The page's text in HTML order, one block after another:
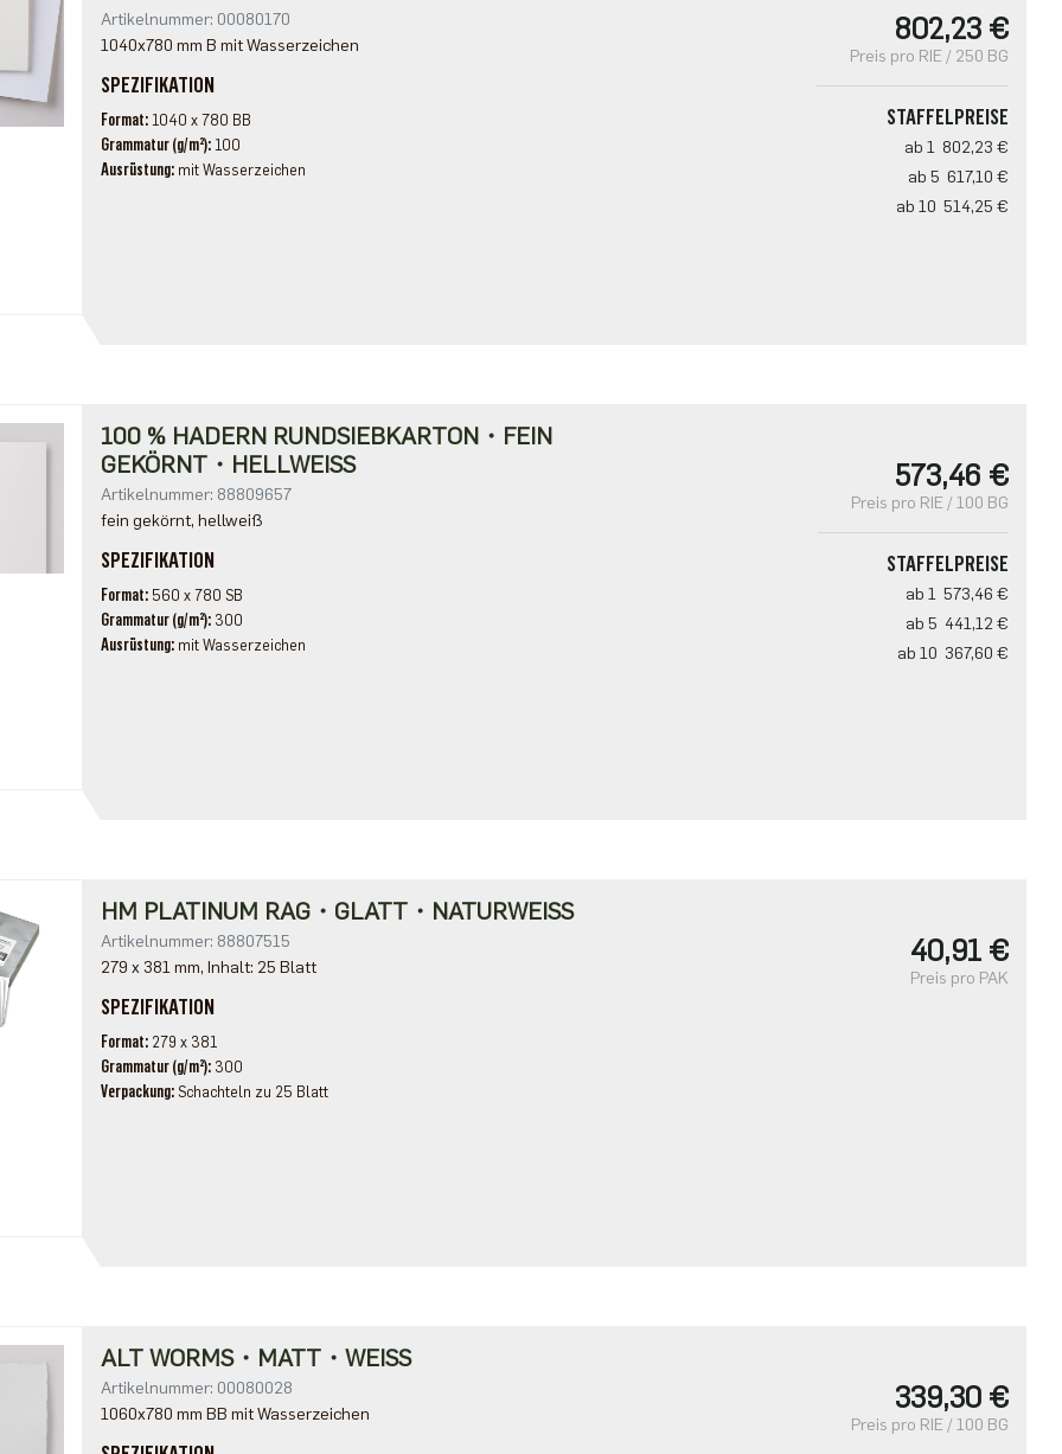
Artikelnummer: 00080170
1040x780 mm B mit Wasserzeichen
SPEZIFIKATION
Format 1040 x 780 BB
Grammatur (g/m²) 100
Ausrüstung mit Wasserzeichen
802,23 €
Preis pro RIE / 250 BG
STAFFELPREISE
ab 1 802,23 €
ab 5 617,10 €
ab 10 514,25 €
100 % HADERN RUNDSIEBKARTON・FEIN
GEKÖRNT・HELLWEISS
Artikelnummer: 88809657
fein gekörnt, hellweiß
SPEZIFIKATION
Format 560 x 780 SB
Grammatur (g/m²) 300
Ausrüstung mit Wasserzeichen
573,46 €
Preis pro RIE / 100 BG
STAFFELPREISE
ab 1 573,46 €
ab 5 441,12 €
ab 10 367,60 €
HM PLATINUM RAG・GLATT・NATURWEISS
Artikelnummer: 88807515
279 x 381 mm, Inhalt: 25 Blatt
SPEZIFIKATION
Format 279 x 381
Grammatur (g/m²) 300
Verpackung Schachteln zu 25 Blatt
40,91 €
Preis pro PAK
ALT WORMS・MATT・WEISS
Artikelnummer: 00080028
1060x780 mm BB mit Wasserzeichen
339,30 €
Preis pro RIE / 100 BG